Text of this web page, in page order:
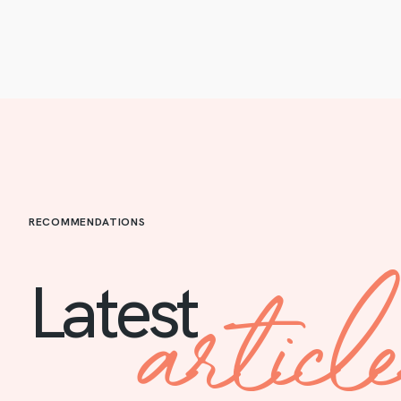
RECOMMENDATIONS
Latest